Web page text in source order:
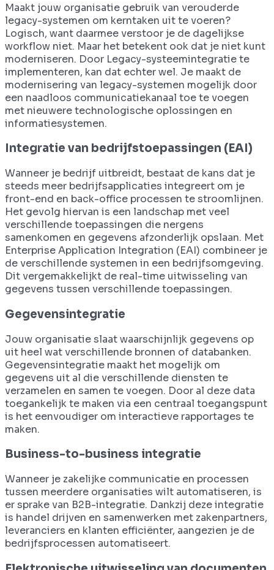
Maakt jouw organisatie gebruik van verouderde
legacy-systemen om kerntaken uit te voeren?
Logisch, want daarmee verstoor je de dagelijkse
workflow niet. Maar het betekent ook dat je niet kunt
moderniseren. Door Legacy-systeemintegratie te
implementeren, kan dat echter wel. Je maakt de
modernisering van legacy-systemen mogelijk door
een naadloos communicatiekanaal toe te voegen
met nieuwere technologische oplossingen en
informatiesystemen.
Integratie van bedrijfstoepassingen (EAI)
Wanneer je bedrijf uitbreidt, bestaat de kans dat je
steeds meer bedrijfsapplicaties integreert om je
front-end en back-office processen te stroomlijnen.
Het gevolg hiervan is een landschap met veel
verschillende toepassingen die nergens
samenkomen en gegevens afzonderlijk opslaan. Met
Enterprise Application Integration (EAI) combineer je
de verschillende systemen in een bedrijfsomgeving.
Dit vergemakkelijkt de real-time uitwisseling van
gegevens tussen verschillende toepassingen.
Gegevensintegratie
Jouw organisatie slaat waarschijnlijk gegevens op
uit heel wat verschillende bronnen of databanken.
Gegevensintegratie maakt het mogelijk om
gegevens uit al die verschillende diensten te
verzamelen en samen te voegen. Door al deze data
toegankelijk te maken via een centraal toegangspunt
is het eenvoudiger om interactieve rapportages te
maken.
Business-to-business integratie
Wanneer je zakelijke communicatie en processen
tussen meerdere organisaties wilt automatiseren, is
er sprake van B2B-integratie. Dankzij deze integratie
is handel drijven en samenwerken met zakenpartners,
leveranciers en klanten efficiënter, aangezien je de
bedrijfsprocessen automatiseert.